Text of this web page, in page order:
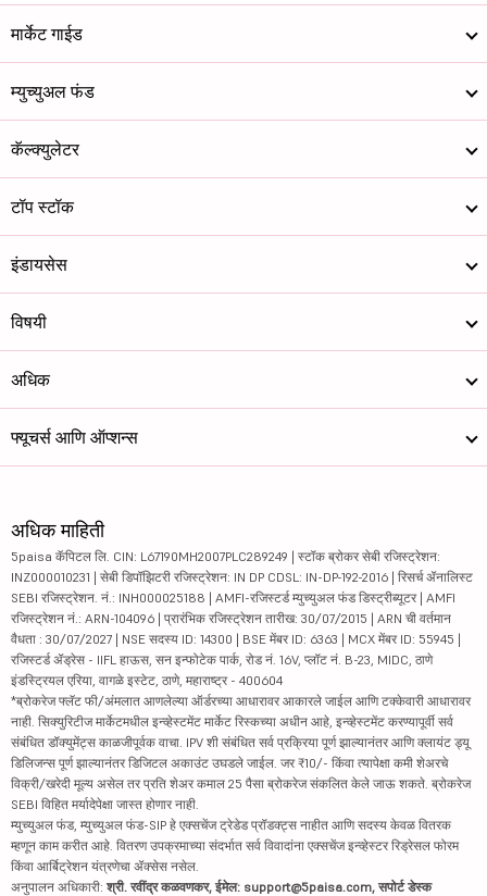
मार्केट गाईड
म्युच्युअल फंड
कॅल्क्युलेटर
टॉप स्टॉक
इंडायसेस
विषयी
अधिक
फ्यूचर्स आणि ऑप्शन्स
अधिक माहिती
5paisa कॅपिटल लि. CIN: L67190MH2007PLC289249 | स्टॉक ब्रोकर सेबी रजिस्ट्रेशन:
INZ000010231 | सेबी डिपॉझिटरी रजिस्ट्रेशन: IN DP CDSL: IN-DP-192-2016 | रिसर्च ॲनालिस्ट
SEBI रजिस्ट्रेशन. नं.: INH000025188 | AMFI-रजिस्टर्ड म्युच्युअल फंड डिस्ट्रीब्यूटर | AMFI
रजिस्ट्रेशन नं.: ARN-104096 | प्रारंभिक रजिस्ट्रेशन तारीख: 30/07/2015 | ARN ची वर्तमान
वैधता : 30/07/2027 | NSE सदस्य ID: 14300 | BSE मेंबर ID: 6363 | MCX मेंबर ID: 55945 |
रजिस्टर्ड ॲड्रेस - IIFL हाऊस, सन इन्फोटेक पार्क, रोड नं. 16V, प्लॉट नं. B-23, MIDC, ठाणे
इंडस्ट्रियल एरिया, वागळे इस्टेट, ठाणे, महाराष्ट्र - 400604
*ब्रोकरेज फ्लॅट फी/अंमलात आणलेल्या ऑर्डरच्या आधारावर आकारले जाईल आणि टक्केवारी आधारावर
नाही. सिक्युरिटीज मार्केटमधील इन्व्हेस्टमेंट मार्केट रिस्कच्या अधीन आहे, इन्व्हेस्टमेंट करण्यापूर्वी सर्व
संबंधित डॉक्युमेंट्स काळजीपूर्वक वाचा. IPV शी संबंधित सर्व प्रक्रिया पूर्ण झाल्यानंतर आणि क्लायंट ड्यू
डिलिजन्स पूर्ण झाल्यानंतर डिजिटल अकाउंट उघडले जाईल. जर ₹10/- किंवा त्यापेक्षा कमी शेअरचे
विक्री/खरेदी मूल्य असेल तर प्रति शेअर कमाल 25 पैसा ब्रोकरेज संकलित केले जाऊ शकते. ब्रोकरेज
SEBI विहित मर्यादेपेक्षा जास्त होणार नाही.
म्युच्युअल फंड, म्युच्युअल फंड-SIP हे एक्सचेंज ट्रेडेड प्रॉडक्ट्स नाहीत आणि सदस्य केवळ वितरक
म्हणून काम करीत आहे. वितरण उपक्रमाच्या संदर्भात सर्व विवादांना एक्सचेंज इन्व्हेस्टर रिड्रेसल फोरम
किंवा आर्बिट्रेशन यंत्रणेचा ॲक्सेस नसेल.
अनुपालन अधिकारी: श्री. रवींद्र कळवणकर, ईमेल: support@5paisa.com, सपोर्ट डेस्क